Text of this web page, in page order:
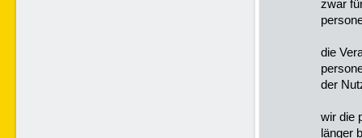
zwar
die
der
wir die
länger